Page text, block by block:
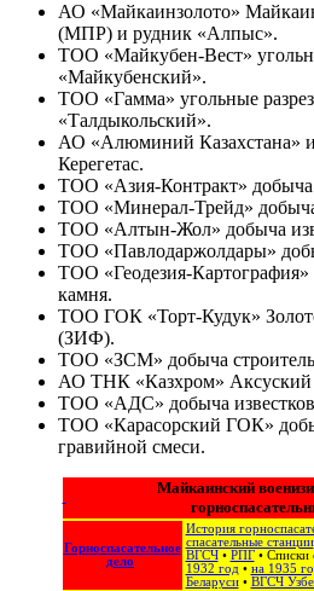
АО «Майкаинзолото»
(МПР) и рудник «Алпыс».
ТОО «Майкубен-Вест»
«Майкубенский».
ТОО «Гамма» угольные
«Талдыкольский».
АО «Алюминий Казахстана»
Керегетас.
ТОО «Азия-Контракт» добыча
ТОО «Минерал-Трейд» добыча
ТОО «Алтын-Жол» добыча
ТОО «Павлодаржолдары»
ТОО «Геодезия-Картография»
камня.
ТОО ГОК «Торт-Кудук»
(ЗИФ).
ТОО «ЗСМ» добыча
АО ТНК «Казхром» Аксуский
ТОО «АДС» добыча
ТОО «Карасорский ГОК»
гравийной смеси.
Майкаинский
Горноспасательное
дело
История
спасательные станции
ВГСЧ• РПГ• Списки
1932 год• на 1935
Беларуси• ВГСЧ